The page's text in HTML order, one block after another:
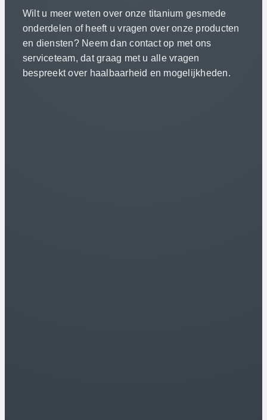
Wilt u meer weten over onze titanium gesmede
onderdelen of heeft u vragen over onze producten
en diensten? Neem dan contact op met ons
serviceteam, dat graag met u alle vragen
bespreekt over haalbaarheid en mogelijkheden.